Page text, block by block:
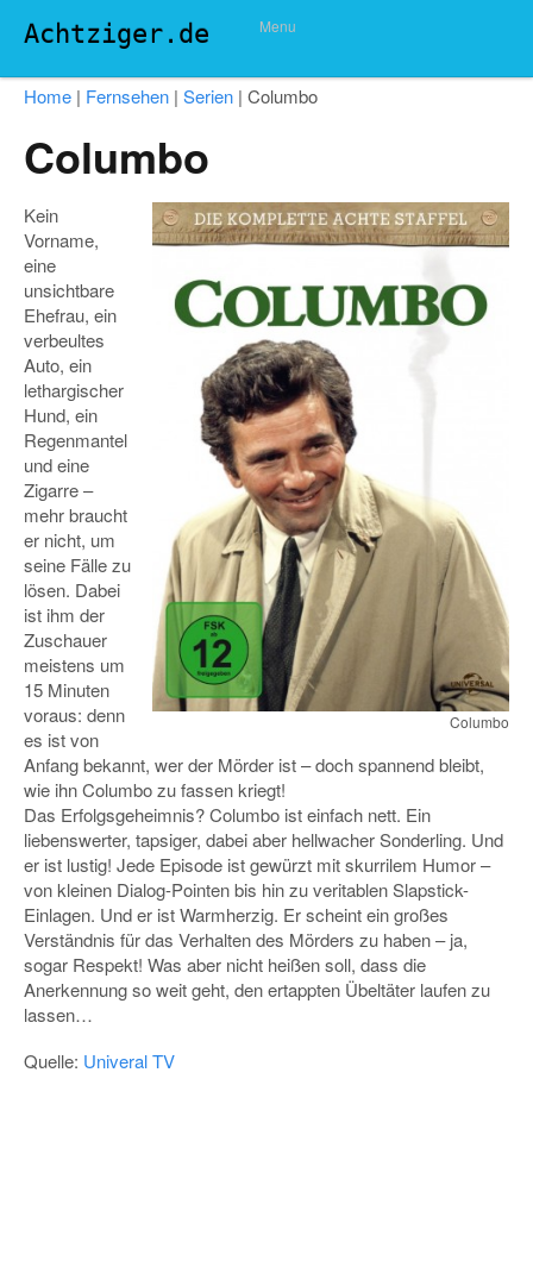
Achtziger.de Menu
Home | Fernsehen | Serien | Columbo
Columbo
Columbo
Kein
Vorname,
eine
unsichtbare
Ehefrau, ein
verbeultes
Auto, ein
lethargischer
Hund, ein
Regenmantel
und eine
Zigarre –
mehr braucht
er nicht, um
seine Fälle zu
lösen. Dabei
ist ihm der
Zuschauer
meistens um
15 Minuten
voraus: denn
es ist von
Anfang bekannt, wer der Mörder ist – doch spannend bleibt,
wie ihn Columbo zu fassen kriegt!
Das Erfolgsgeheimnis? Columbo ist einfach nett. Ein
liebenswerter, tapsiger, dabei aber hellwacher Sonderling. Und
er ist lustig! Jede Episode ist gewürzt mit skurrilem Humor –
von kleinen Dialog-Pointen bis hin zu veritablen Slapstick-
Einlagen. Und er ist Warmherzig. Er scheint ein großes
Verständnis für das Verhalten des Mörders zu haben – ja,
sogar Respekt! Was aber nicht heißen soll, dass die
Anerkennung so weit geht, den ertappten Übeltäter laufen zu
lassen…
Quelle: Univeral TV